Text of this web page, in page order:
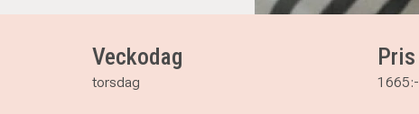
Veckodag
torsdag
Pris
1665:-